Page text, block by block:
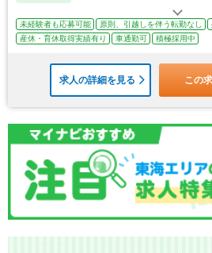
未経験者も応募可能 原則、引越しを伴う転勤なし
産休・育休取得実績有り
車通勤可 積極採用中
求人の詳細を見る この